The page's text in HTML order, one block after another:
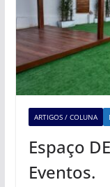
ARTIGOS / COLUNA
Espaço
Eventos.